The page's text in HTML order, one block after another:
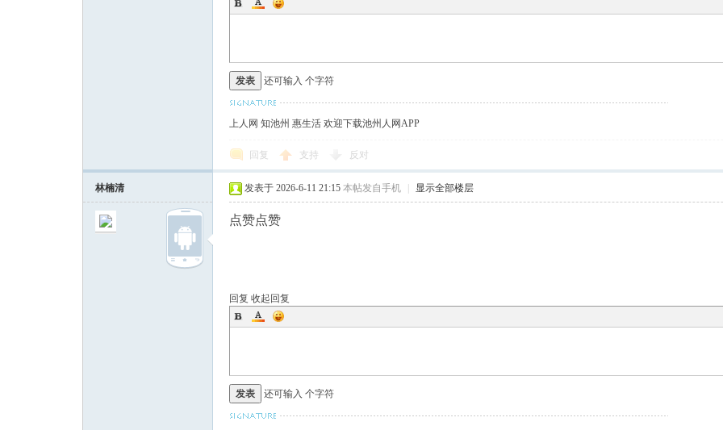
发表 还可输入 个字符
上人网 知池州 惠生活 欢迎下载池州人网APP
回复 支持 反对
林楠清 发表于 2026-6-11 21:15 本帖发自手机 显示全部楼层
点赞点赞
回复 收起回复
发表 还可输入 个字符